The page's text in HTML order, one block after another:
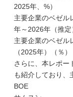
2025年、%）
主要企業のベゼル
年～2026年（推定
主要企業のベゼル
（2025年）（％）
さらに、本レポー
も紹介しており、
BOE